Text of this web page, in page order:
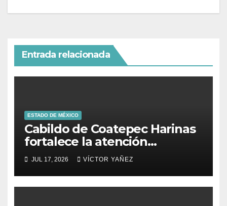
Entrada relacionada
ESTADO DE MÉXICO
Cabildo de Coatepec Harinas
fortalece la atención
ciudadana y la toma de
decisiones
JUL 17, 2026 VÍCTOR YAÑEZ